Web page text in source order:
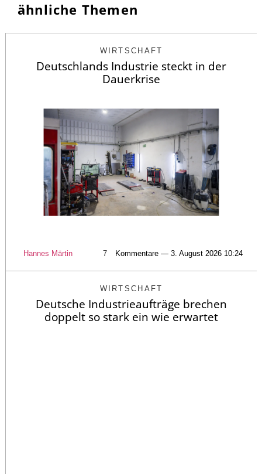
ähnliche Themen
WIRTSCHAFT
Deutschlands Industrie steckt in der
Dauerkrise
Hannes Märtin 7 Kommentare — 3. August 2026 10:24
WIRTSCHAFT
Deutsche Industrieaufträge brechen
doppelt so stark ein wie erwartet